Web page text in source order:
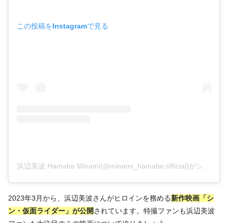
この投稿をInstagramで見る
2023年3月から、浜辺美波さんがヒロインを務める新作映画「シ
ン・仮面ライダー」が公開されています。特撮ファンも浜辺美波